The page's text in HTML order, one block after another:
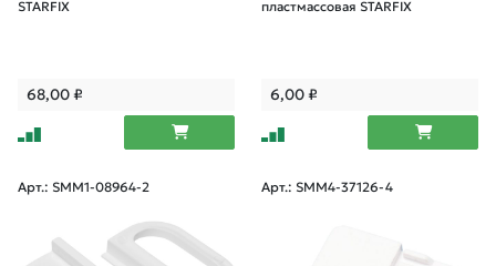
STARFIX
68,00₽
пластмассовая STARFIX
6,00₽
Арт.: SMM1-08964-2 Арт.: SMM4-37126-4